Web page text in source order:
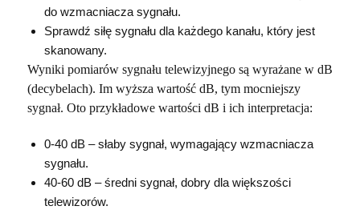
do wzmacniacza sygnału.
Sprawdź siłę sygnału dla każdego kanału, który jest
skanowany.
Wyniki pomiarów sygnału telewizyjnego są wyrażane w dB
(decybelach). Im wyższa wartość dB, tym mocniejszy
sygnał. Oto przykładowe wartości dB i ich interpretacja:
0-40 dB – słaby sygnał, wymagający wzmacniacza
sygnału.
40-60 dB – średni sygnał, dobry dla większości
telewizorów.